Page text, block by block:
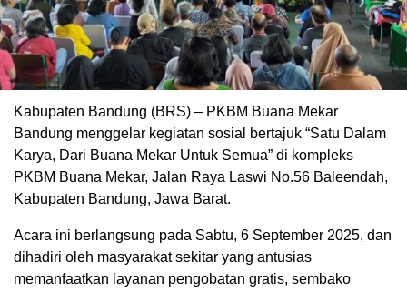
Kabupaten Bandung (BRS) – PKBM Buana Mekar
Bandung menggelar kegiatan sosial bertajuk “Satu Dalam
Karya, Dari Buana Mekar Untuk Semua” di kompleks
PKBM Buana Mekar, Jalan Raya Laswi No.56 Baleendah,
Kabupaten Bandung, Jawa Barat.
Acara ini berlangsung pada Sabtu, 6 September 2025, dan
dihadiri oleh masyarakat sekitar yang antusias
memanfaatkan layanan pengobatan gratis, sembako